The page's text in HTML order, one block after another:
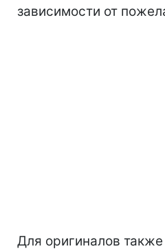
зависимости от
Для оригиналов